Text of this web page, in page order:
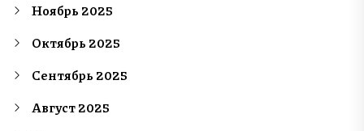
Ноябрь 2025
Октябрь 2025
Сентябрь 2025
Август 2025